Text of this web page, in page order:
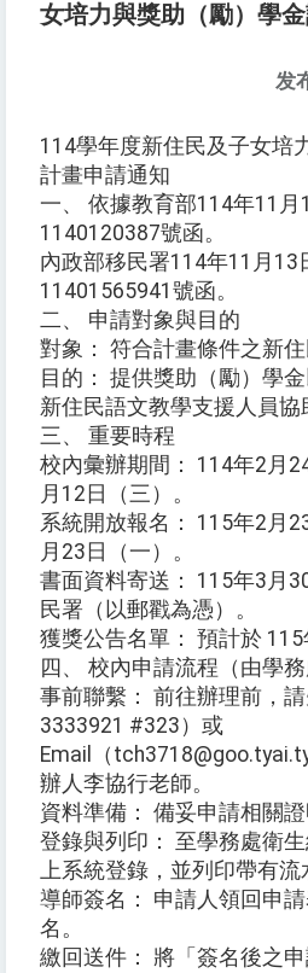
女培力與獎助（勵）學
发
114學年度新住民及子女培
計畫申請通知
一、 依據教育部114年11
1140120387號函。
內政部移民署114年11月13
11401565941號函。
二、 申請對象與目的
對象： 符合計畫條件之新住
目的： 提供獎助（勵）學
新住民語文教學支援人員協
三、 重要時程
校內彙辦期間： 114年2月
月12日（三）。
系統開放報名： 115年2月
月23日（一）。
書面資料寄送： 115年3月
民署（以郵戳為憑）。
獲獎公告名單： 預計於 115
四、 校內申請流程（由學務
事前聯繫： 前往辦理前，
3333921 #323）或
Email（
辦人李協行老師。
資料準備： 備妥申請相關
登錄與列印： 至學務處衛
上系統登錄，並列印帶有流
導師簽名： 申請人領回申
名。
繳回送件： 將「簽名後之